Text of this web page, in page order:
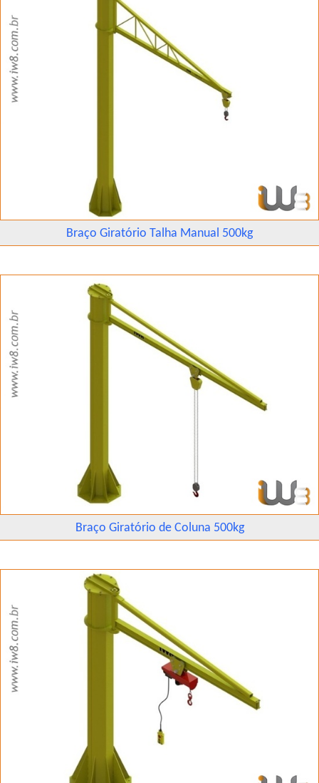
Braço Giratório Talha Manual 500kg
Braço Giratório de Coluna 500kg